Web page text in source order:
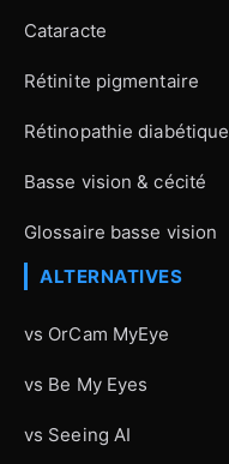
Cataracte
Rétinite pigmentaire
Rétinopathie diabétique
Basse vision & cécité
Glossaire basse vision
ALTERNATIVES
vs OrCam MyEye
vs Be My Eyes
vs Seeing AI